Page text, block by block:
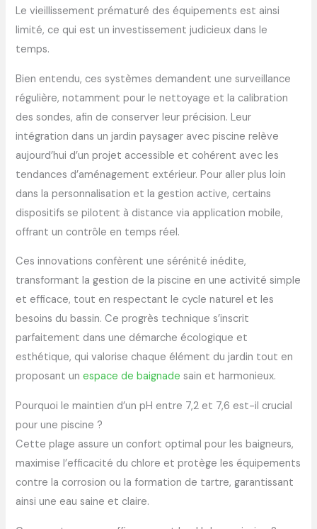
Le vieillissement prématuré des équipements est ainsi
limité, ce qui est un investissement judicieux dans le
temps.
Bien entendu, ces systèmes demandent une surveillance
régulière, notamment pour le nettoyage et la calibration
des sondes, afin de conserver leur précision. Leur
intégration dans un jardin paysager avec piscine relève
aujourd’hui d’un projet accessible et cohérent avec les
tendances d’aménagement extérieur. Pour aller plus loin
dans la personnalisation et la gestion active, certains
dispositifs se pilotent à distance via application mobile,
offrant un contrôle en temps réel.
Ces innovations confèrent une sérénité inédite,
transformant la gestion de la piscine en une activité simple
et efficace, tout en respectant le cycle naturel et les
besoins du bassin. Ce progrès technique s’inscrit
parfaitement dans une démarche écologique et
esthétique, qui valorise chaque élément du jardin tout en
proposant unespace de baignade sain et harmonieux.
Pourquoi le maintien d’un pH entre 7,2 et 7,6 est-il crucial
pour une piscine ?
Cette plage assure un confort optimal pour les baigneurs,
maximise l’efficacité du chlore et protège les équipements
contre la corrosion ou la formation de tartre, garantissant
ainsi une eau saine et claire.